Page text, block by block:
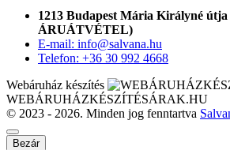
1213 Budapest Mária Királyné
ÁRUÁTVÉTEL)
E-mail: info@salvana.hu
Telefon: +36 30 992 4668
Webáruház készítés
WEBÁRUHÁZKÉSZÍTÉSÁRAK.HU
© 2023 - 2026. Minden jog fenntartva
Bezár